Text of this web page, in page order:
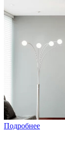
Подробнее